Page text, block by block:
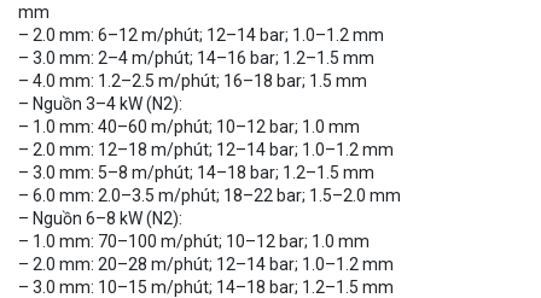
mm
– 2.0 mm: 6–12 m/phút; 12–14 bar; 1.0–1.2 mm
– 3.0 mm: 2–4 m/phút; 14–16 bar; 1.2–1.5 mm
– 4.0 mm: 1.2–2.5 m/phút; 16–18 bar; 1.5 mm
– Nguồn 3–4 kW (N2):
– 1.0 mm: 40–60 m/phút; 10–12 bar; 1.0 mm
– 2.0 mm: 12–18 m/phút; 12–14 bar; 1.0–1.2 mm
– 3.0 mm: 5–8 m/phút; 14–18 bar; 1.2–1.5 mm
– 6.0 mm: 2.0–3.5 m/phút; 18–22 bar; 1.5–2.0 mm
– Nguồn 6–8 kW (N2):
– 1.0 mm: 70–100 m/phút; 10–12 bar; 1.0 mm
– 2.0 mm: 20–28 m/phút; 12–14 bar; 1.0–1.2 mm
– 3.0 mm: 10–15 m/phút; 14–18 bar; 1.2–1.5 mm